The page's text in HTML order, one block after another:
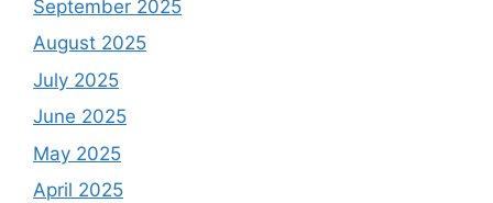
September 2025
August 2025
July 2025
June 2025
May 2025
April 2025